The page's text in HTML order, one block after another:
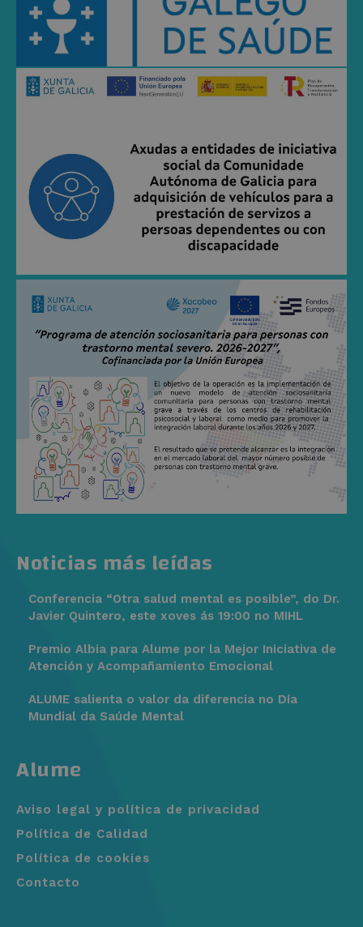
Alume
Aviso legal y política de privacidad
Política de Calidad
Política de cookies
Contacto
Noticias más leídas
Conferencia “Otra salud mental es posible”, do Dr.
Javier Quintero, este xoves ás 19:00 no MIHL
Premio Albia para Alume por la Mejor Iniciativa de
Atención y Acompañamiento Emocional
ALUME salienta o valor da diferencia no Día
Mundial da Saúde Mental